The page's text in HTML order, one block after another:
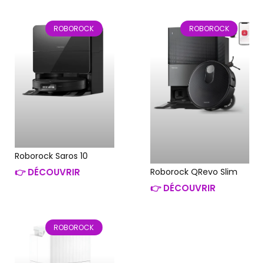
ROBOROCK
Roborock Saros 10
👉 DÉCOUVRIR
ROBOROCK
Roborock QRevo Slim
👉 DÉCOUVRIR
ROBOROCK